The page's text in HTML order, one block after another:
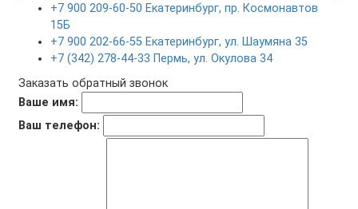
+7 900 209-60-50 Екатеринбург, пр. Космонавтов
15Б
+7 900 202-66-55 Екатеринбург, ул. Шаумяна 35
+7 (342) 278-44-33 Пермь, ул. Окулова 34
Заказать обратный звонок
Ваше имя:
Ваш телефон: